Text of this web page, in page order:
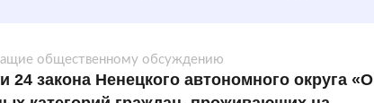
общественному обсуждению
24 закона Ненецкого автономного округа «О